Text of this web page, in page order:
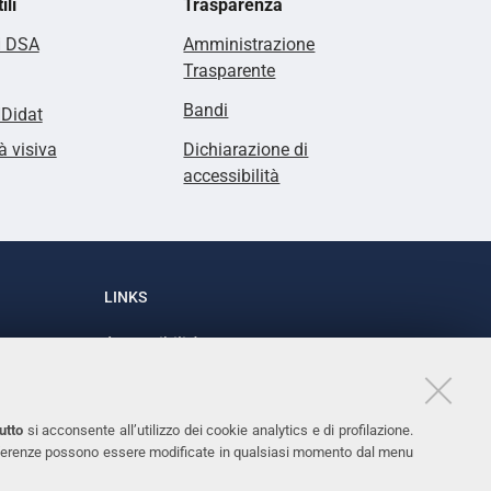
si acconsente all’utilizzo dei cookie analytics e di profilazione.
possono essere modificate in qualsiasi momento dal menu
DSA
visiva
Trasparenza
Amministrazione
Trasparente
Bandi
Dichiarazione di
accessibilità
LINKS
Accessibilità
Cookies